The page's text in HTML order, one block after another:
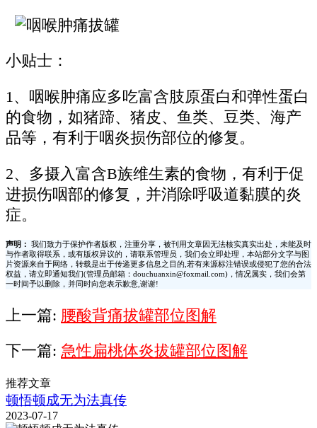
小贴士：
1、咽喉肿痛应多吃富含肢原蛋白和弹性蛋白
的食物，如猪蹄、猪皮、鱼类、豆类、海产
品等，有利于咽炎损伤部位的修复。
2、多摄入富含B族维生素的食物，有利于促
进损伤咽部的修复，并消除呼吸道黏膜的炎
症。
声明：
我们致力于保护作者版权，注重分享，被刊用文章因无法核实真实出处，未能及时
与作者取得联系，或有版权异议的，请联系管理员，我们会立即处理，本站部分文字与图
片资源来自于网络，转载是出于传递更多信息之目的,若有来源标注错误或侵犯了您的合法
权益，请立即通知我们(管理员邮箱：douchuanxin@foxmail.com)，情况属实，我们会第
一时间予以删除，并同时向您表示歉意,谢谢!
上一篇: 腰酸背痛拔罐部位图解
下一篇: 急性扁桃体炎拔罐部位图解
推荐文章
顿悟顿成无为法真传
2023-07-17